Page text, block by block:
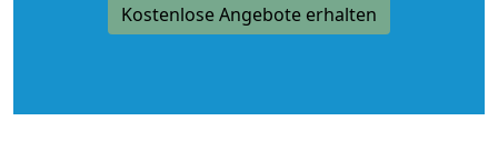
Kostenlose Angebote erhalten